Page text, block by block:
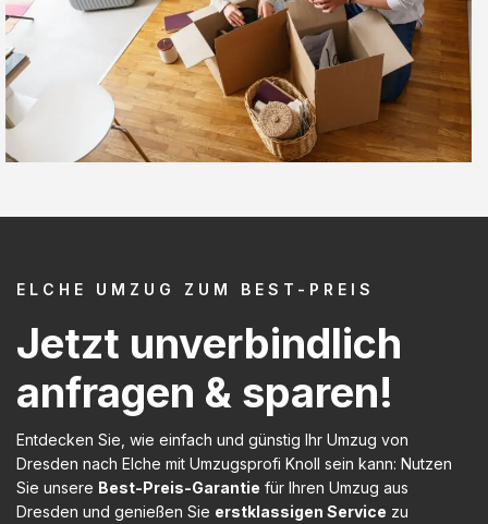
ELCHE UMZUG ZUM BEST-PREIS
Jetzt unverbindlich
anfragen & sparen!
Entdecken Sie, wie einfach und günstig Ihr Umzug von
Dresden nach Elche mit Umzugsprofi Knoll sein kann: Nutzen
Sie unsere Best-Preis-Garantie für Ihren Umzug aus
Dresden und genießen Sie erstklassigen Service zu